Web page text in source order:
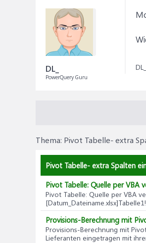
DL_
PowerQuery Guru
Thema: Pivot Tabelle- extra
Pivot Tabelle- extra Spalten
Pivot Tabelle: Quelle per VBA
Pivot Tabelle: Quelle per VBA
Provisions-Berechnung mit
Provisions-Berechnung mit
Lieferanten eingetragen mit